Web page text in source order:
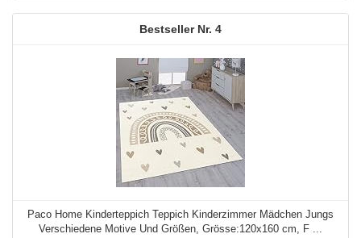
4
Paco Home Kinderteppich Teppich Kinderzimmer Mädchen Jungs
Verschiedene Motive Und Größen, Grösse:120x160 cm, F ...